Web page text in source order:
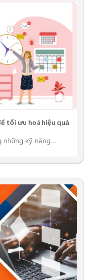
tối ưu hoá hiệu quả
những kỹ năng...